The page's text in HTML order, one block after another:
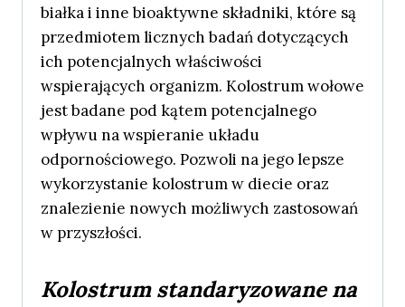
białka i inne bioaktywne składniki, które są
przedmiotem licznych badań dotyczących
ich potencjalnych właściwości
wspierających organizm. Kolostrum wołowe
jest badane pod kątem potencjalnego
wpływu na wspieranie układu
odpornościowego. Pozwoli na jego lepsze
wykorzystanie kolostrum w diecie oraz
znalezienie nowych możliwych zastosowań
w przyszłości.
Kolostrum standaryzowane na